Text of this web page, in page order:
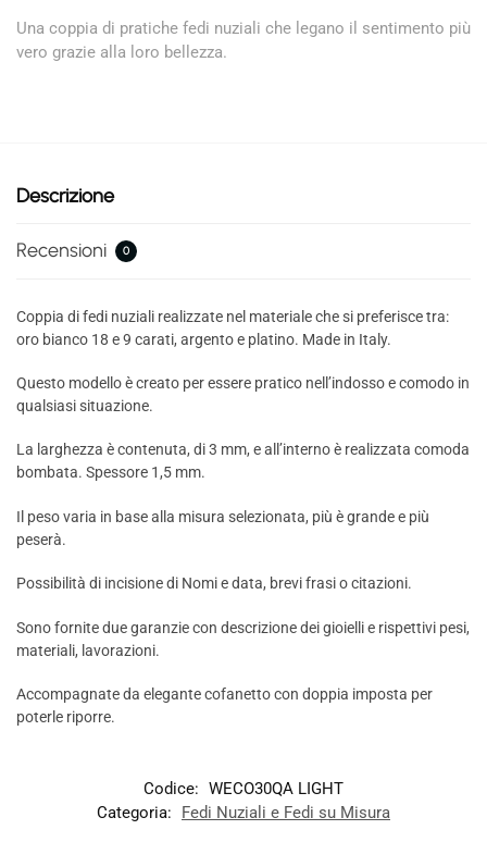
Una coppia di pratiche fedi nuziali che legano il sentimento più
vero grazie alla loro bellezza.
Descrizione
Recensioni 0
Coppia di fedi nuziali realizzate nel materiale che si preferisce tra:
oro bianco 18 e 9 carati, argento e platino. Made in Italy.
Questo modello è creato per essere pratico nell’indosso e comodo in
qualsiasi situazione.
La larghezza è contenuta, di 3 mm, e all’interno è realizzata comoda
bombata. Spessore 1,5 mm.
Il peso varia in base alla misura selezionata, più è grande e più
peserà.
Possibilità di incisione di Nomi e data, brevi frasi o citazioni.
Sono fornite due garanzie con descrizione dei gioielli e rispettivi pesi,
materiali, lavorazioni.
Accompagnate da elegante cofanetto con doppia imposta per
poterle riporre.
Codice: WECO30QA LIGHT
Categoria:
Fedi Nuziali e Fedi su Misura